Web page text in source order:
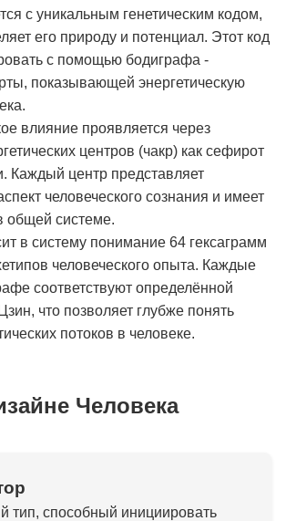
с уникальным генетическим кодом,
его природу и потенциал. Этот код
с помощью бодиграфа -
показывающей энергетическую
влияние проявляется через
центров (чакр) как сефирот
Каждый центр представляет
человеческого сознания и имеет
общей системе.
в систему понимание 64 гексаграмм
человеческого опыта. Каждые
соответствуют определённой
что позволяет глубже понять
потоков в человеке.
Человека
тип, способный инициировать